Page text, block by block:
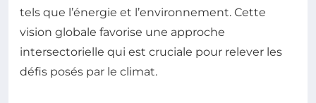
tels que l’énergie et l’environnement. Cette
vision globale favorise une approche
intersectorielle qui est cruciale pour relever les
défis posés par le climat.